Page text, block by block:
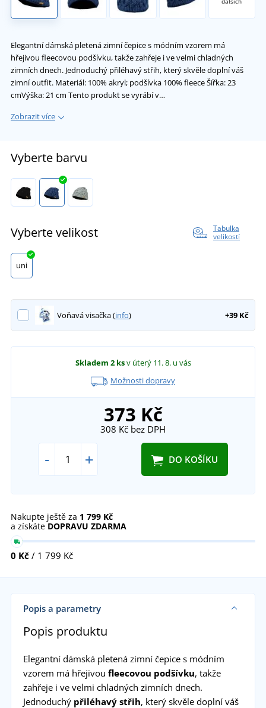
Elegantní dámská pletená zimní čepice s módním vzorem má
hřejivou fleecovou podšívku, takže zahřeje i ve velmi chladných
zimních dnech. Jednoduchý přiléhavý střih, který skvěle doplní váš
zimní outfit. Materiál: 100% akryl; podšívka 100% fleece Šířka: 23
cmVýška: 21 cm Tento produkt se vyrábí v…
Zobrazit více
Vyberte barvu
Vyberte velikost
Tabulka
velikostí
uni
Voňavá visačka (info) +39 Kč
Skladem 2 ksv úterý 11. 8. u vás
Možnosti dopravy
373 Kč
308 Kč bez DPH
- + DO KOŠÍKU
Nakupte ještě za 1 799 Kč
a získáte DOPRAVU ZDARMA
0 Kč / 1 799 Kč
Popis a parametry
Popis produktu
Elegantní dámská pletená zimní čepice s módním
vzorem má hřejivou fleecovou podšívku, takže
zahřeje i ve velmi chladných zimních dnech.
Jednoduchý přiléhavý střih, který skvěle doplní váš